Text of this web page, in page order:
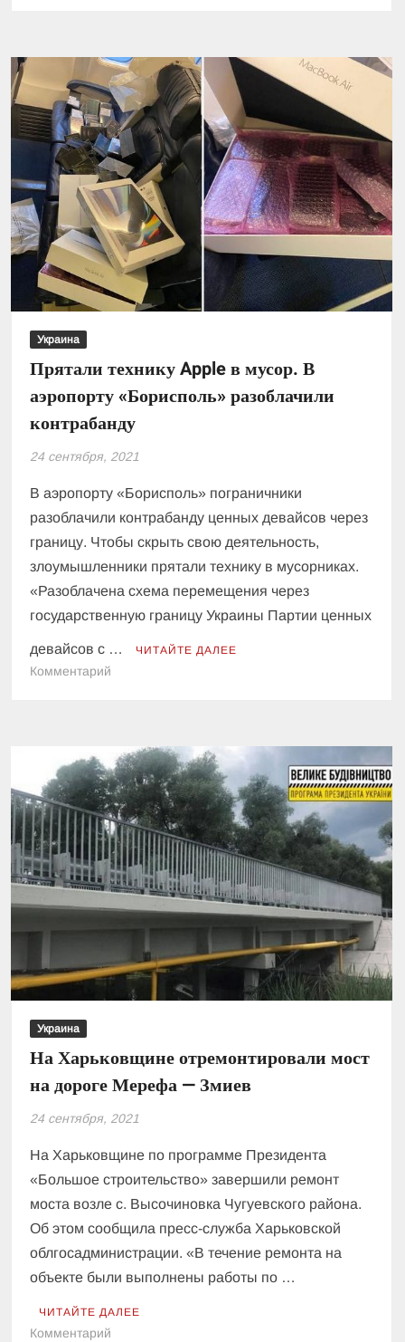
помещении
бывшей
школы-
интерната
заработает
детсад
Украина
Прятали технику Apple в мусор. В
аэропорту «Борисполь» разоблачили
контрабанду
24 сентября, 2021
В аэропорту «Борисполь» пограничники
разоблачили контрабанду ценных девайсов через
границу. Чтобы скрыть свою деятельность,
злоумышленники прятали технику в мусорниках.
«Разоблачена схема перемещения через
государственную границу Украины Партии ценных
девайсов с … ЧИТАЙТЕ ДАЛЕЕ
Комментарий
мусор.
В
аэропорту
«Борисполь»
разоблачили
контрабанду
Украина
На Харьковщине отремонтировали мост
на дороге Мерефа — Змиев
24 сентября, 2021
На Харьковщине по программе Президента
«Большое строительство» завершили ремонт
моста возле с. Высочиновка Чугуевского района.
Об этом сообщила пресс-служба Харьковской
облгосадминистрации. «В течение ремонта на
объекте были выполнены работы по …
ЧИТАЙТЕ ДАЛЕЕ
Комментарий